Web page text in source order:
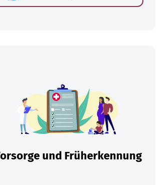
und Früherkennung